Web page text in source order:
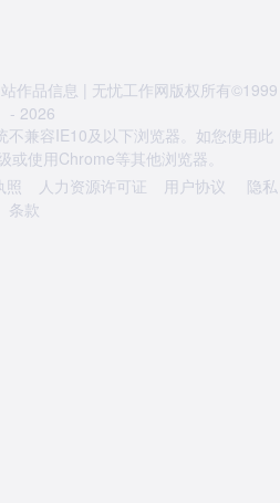
作品信息 | 无忧工作网版权所有©1999
- 2026
不兼容IE10及以下浏览器。如您使用此
或使用Chrome等其他浏览器。
照 人力资源许可证 用户协议
隐私
条款